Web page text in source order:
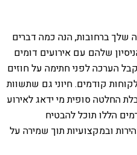
שלך ברחובות, הנה כמה דברים
שלהם עם אירועים דומים
הערכה לפני חתימה על חוזים
קודמים. חיוני גם שתשוות
החלטה סופית מי ידאג לאירוע
הללו תוכל להבטיח
ובמקצועיות תוך שמירה על